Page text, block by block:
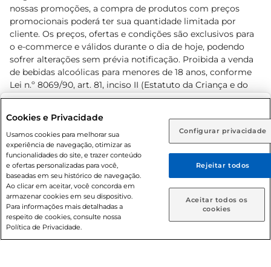
Rio de Janeiro (RJ) Goiás (GO)
Ou
Caso queira comprar online, informe como deseja receber
suas compras:
Entrega em casa Retire em Loja
nossas promoções, a compra de produtos com preços
promocionais poderá ter sua quantidade limitada por
cliente. Os preços, ofertas e condições são exclusivos para
o e-commerce e válidos durante o dia de hoje, podendo
sofrer alterações sem prévia notificação. Proibida a venda
de bebidas alcoólicas para menores de 18 anos, conforme
Lei n.º 8069/90, art. 81, inciso II (Estatuto da Criança e do
Adolescente). Preços e condições exclusivos para o
prévio. O valor mínimo para as compras on-line é de R$
80,00.
© 2026 Copyright. Todos os direitos
reservados Prezunic.
Cookies e Privacidade
Usamos cookies para melhorar sua
experiência de navegação, otimizar as
funcionalidades do site, e trazer conteúdo
e ofertas personalizadas para você,
baseadas em seu histórico de navegação.
Ao clicar em aceitar, você concorda em
armazenar cookies em seu dispositivo.
Para informações mais detalhadas a
respeito de cookies, consulte nossa
Política de Privacidade.
Configurar privacidade
Rejeitar todos
Aceitar todos os
cookies